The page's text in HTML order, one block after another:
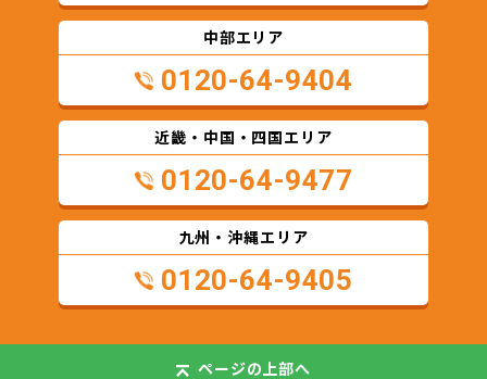
中部エリア
0120-64-9404
近畿・中国・四国エリア
0120-64-9477
九州・沖縄エリア
0120-64-9405
ページの上部へ